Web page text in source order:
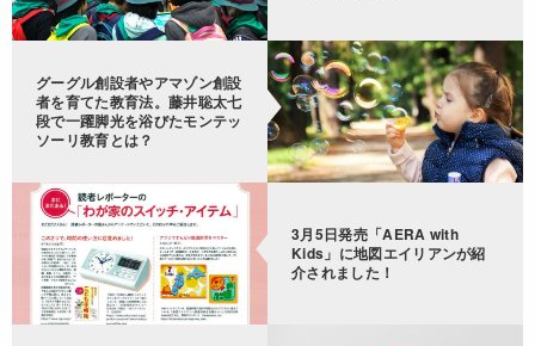
グーグル創設者やアマゾン創設
者を育てた教育法。藤井聡太七
段で一躍脚光を浴びたモンテッ
ソーリ教育とは？
3月5日発売「AERA with
Kids」に地図エイリアンが紹
介されました！